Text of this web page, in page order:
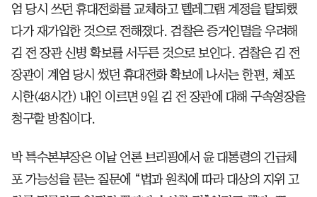
엄 당시 쓰던 휴대전화를 교체하고 텔레그램 계정을 탈퇴했
다가 재가입한 것으로 전해졌다. 검찰은 증거인멸을 우려해
김 전 장관 신병 확보를 서두른 것으로 보인다. 검찰은 김 전
장관이 계엄 당시 썼던 휴대전화 확보에 나서는 한편, 체포
시한(48시간) 내인 이르면 9일 김 전 장관에 대해 구속영장을
청구할 방침이다.
박 특수본부장은 이날 언론 브리핑에서 윤 대통령의 긴급체
포 가능성을 묻는 질문에 “법과 원칙에 따라 대상의 지위 고